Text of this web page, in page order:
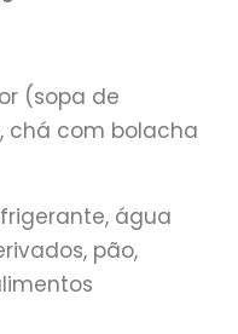
(sopa de
chá com bolacha
água
pão,